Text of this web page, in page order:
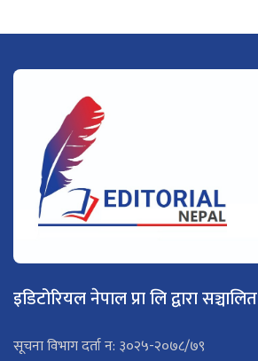
इडिटोरियल नेपाल प्रा लि द्वारा सञ्चालित
सूचना विभाग दर्ता न: ३०२५-२०७८/७९